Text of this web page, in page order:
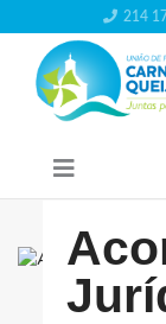
214